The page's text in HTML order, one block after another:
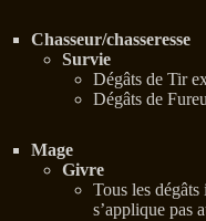
Chasseur/chasseresse
Survie
Dégâts de Tir
Dégâts de
Mage
Givre
Tous les
s’applique pas